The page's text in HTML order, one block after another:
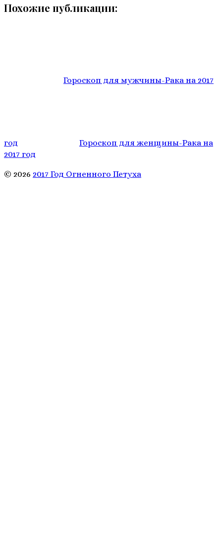
Похожие публикации:
Гороскоп для мужчины-Рака на 2017
год
Гороскоп для женщины-Рака на
2017 год
© 2026 2017 Год Огненного Петуха